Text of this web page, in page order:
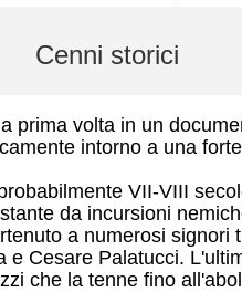
Cenni storici
prima volta in un
intorno a una
VII-VIII
da incursioni
a numerosi signori
e Cesare Palatucci.
che la tenne fino